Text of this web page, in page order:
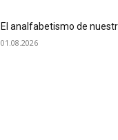
El analfabetismo de
01.08.2026